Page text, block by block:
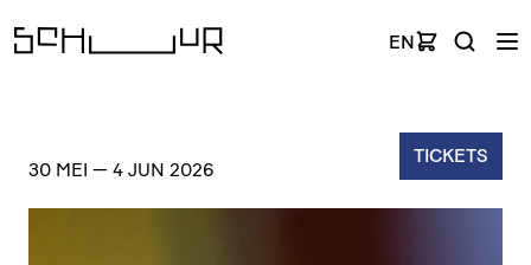
EN
TICKETS
30 MEI — 4 JUN 2026